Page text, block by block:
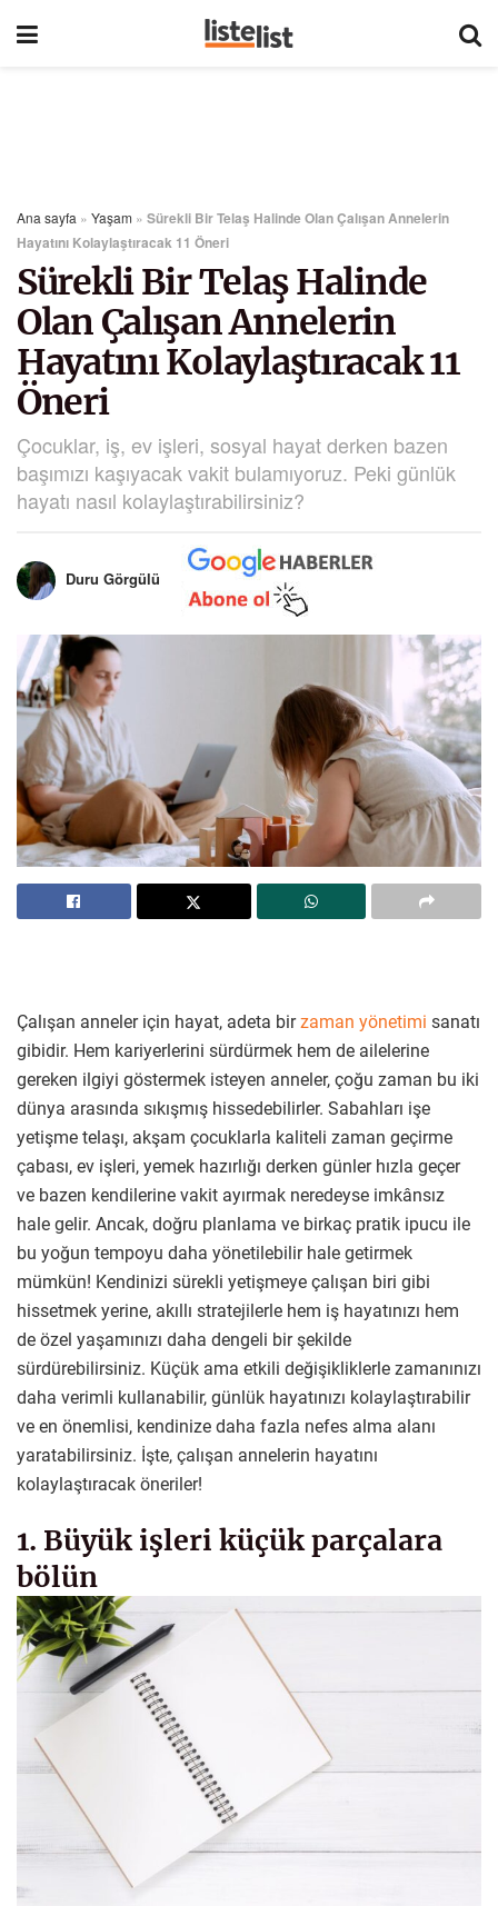
Ana sayfa » Yaşam » Sürekli Bir Telaş Halinde Olan Çalışan Annelerin
Hayatını Kolaylaştıracak 11 Öneri
Sürekli Bir Telaş Halinde
Olan Çalışan Annelerin
Hayatını Kolaylaştıracak 11
Öneri
Çocuklar, iş, ev işleri, sosyal hayat derken bazen
başımızı kaşıyacak vakit bulamıyoruz. Peki günlük
hayatı nasıl kolaylaştırabilirsiniz?
Duru Görgülü
Çalışan anneler için hayat, adeta birzaman yönetimi sanatı
gibidir. Hem kariyerlerini sürdürmek hem de ailelerine
gereken ilgiyi göstermek isteyen anneler, çoğu zaman bu iki
dünya arasında sıkışmış hissedebilirler. Sabahları işe
yetişme telaşı, akşam çocuklarla kaliteli zaman geçirme
çabası, ev işleri, yemek hazırlığı derken günler hızla geçer
ve bazen kendilerine vakit ayırmak neredeyse imkânsız
hale gelir. Ancak, doğru planlama ve birkaç pratik ipucu ile
bu yoğun tempoyu daha yönetilebilir hale getirmek
mümkün! Kendinizi sürekli yetişmeye çalışan biri gibi
hissetmek yerine, akıllı stratejilerle hem iş hayatınızı hem
de özel yaşamınızı daha dengeli bir şekilde
sürdürebilirsiniz. Küçük ama etkili değişikliklerle zamanınızı
daha verimli kullanabilir, günlük hayatınızı kolaylaştırabilir
ve en önemlisi, kendinize daha fazla nefes alma alanı
yaratabilirsiniz. İşte, çalışan annelerin hayatını
kolaylaştıracak öneriler!
1. Büyük işleri küçük parçalara
bölün